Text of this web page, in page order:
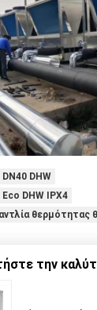
DHW
DHW IPX4
την